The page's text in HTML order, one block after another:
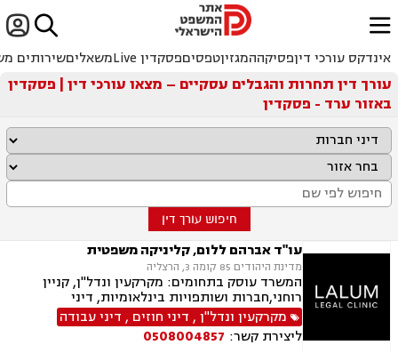

ﱐ
אינדקס עורכי דיןפסיקההמגזיןטפסיםפסקדין Live משאליםשירותים
עורך דין תחרות והגבלים עסקיים – מצאו עורכי דין | פסקדין
באזור ערד - פסקדין
חיפוש עורך דין
עו"ד אברהם ללום, קליניקה משפטית
מדינת היהודים 85 קומה 3, הרצליה
המשרד עוסק בתחומים: מקרקעין ונדל"ן, קניין
רוחני,חברות ושותפויות בינלאומיות, דיני
חברות,מיסוי בינלאומי ותכנון מס,בינה מלאכותית
(AI) וטכנולוגיה,יישוב סכסוכים ,ביטחון וניהול
משברים,,ייעוץ רגולטורי וחקיקה
מקרקעין ונדל"ן, דיני חוזים , דיני עבודה
ליצירת קשר: 0508004857